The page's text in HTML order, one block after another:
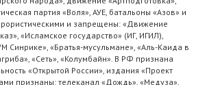
партия «Воля», АУЕ, батальоны «Азов» и
и запрещены: «Движение
«Исламское государство» (ИГ, ИГИЛ),
Синрике», «Братья-мусульмане», «Аль-Каида в
«Сеть», «Колумбайн». В РФ признана
«Открытой России», издания «Проект
признаны: телеканал «Дождь», «Медуза»,